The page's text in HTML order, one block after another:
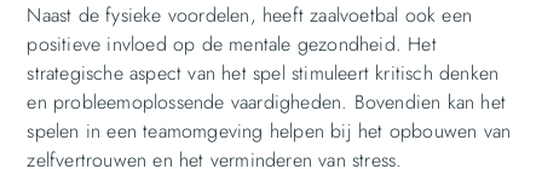
Naast de fysieke voordelen, heeft zaalvoetbal ook een
positieve invloed op de mentale gezondheid. Het
strategische aspect van het spel stimuleert kritisch denken
en probleemoplossende vaardigheden. Bovendien kan het
spelen in een teamomgeving helpen bij het opbouwen van
zelfvertrouwen en het verminderen van stress.